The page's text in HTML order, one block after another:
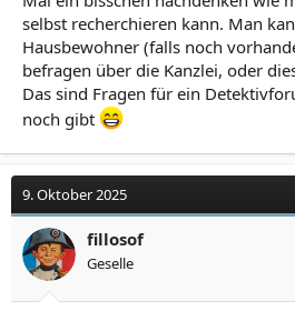
selbst recherchieren kann. Man
Hausbewohner (falls noch
befragen über die Kanzlei, oder
Das sind Fragen für ein
noch gibt
9. Oktober 2025
fillosof
Geselle